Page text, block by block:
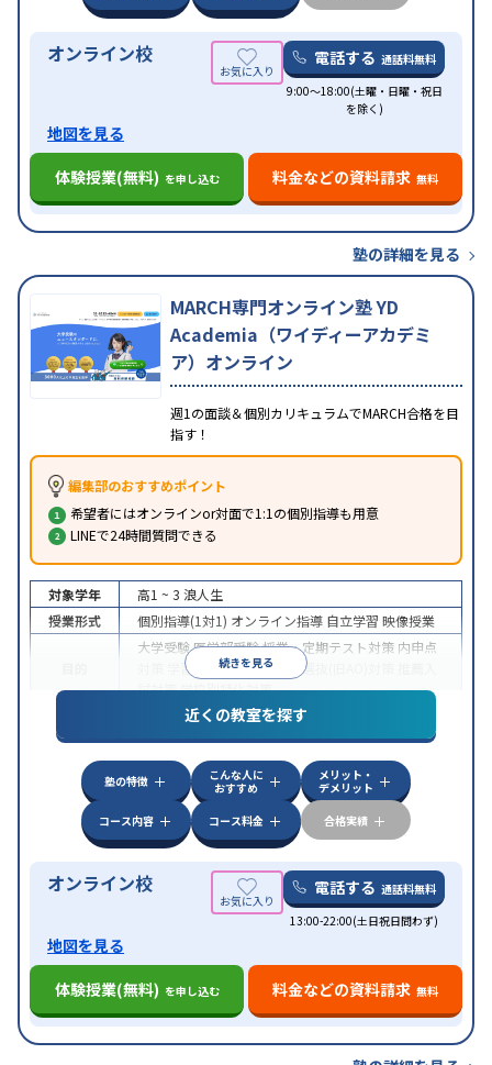
オンライン校 電話する 通話料無料
9:00～18:00(土曜・日曜・祝日
を除く)
地図を見る
体験授業(無料) を申し込む 料金などの資料請求 無料
塾の詳細を見る
MARCH専門オンライン塾 YD
Academia（ワイディーアカデミ
ア）オンライン
週1の面談＆個別カリキュラムでMARCH合格を目
指す！
編集部のおすすめポイント
希望者にはオンラインor対面で1:1の個別指導も用意
LINEで24時間質問できる
続きを見る
対象学年 高1 ~ 3 浪人生
授業形式
個別指導(1対1) オンライン指導 自立学習 映像授業
大学受験医学部受験授業・定期テスト対策 内申点
学習習慣の定着 総合型選抜(旧AO)対策
試対策学校別特化対策
特徴
中高一貫校生に対応授業の振替可能
学習にPC・タブレットを利用オンライン対応1
科目から受講可能
近くの教室を探す
塾の特徴
こんな人に
おすすめ
メリット・
デメリット
コース内容
コース料金 合格実績
オンライン校 電話する 通話料無料
13:00-22:00(土日祝日問わず)
地図を見る
体験授業(無料) を申し込む 料金などの資料請求 無料